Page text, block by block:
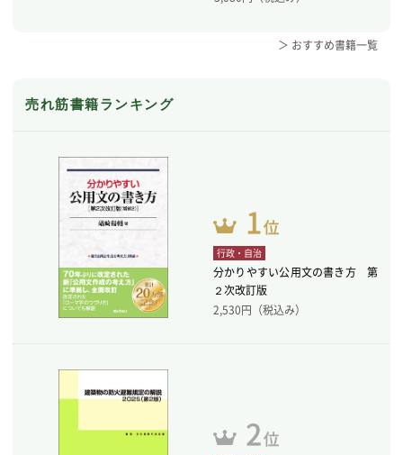
＞ おすすめ書籍一覧
売れ筋書籍ランキング
行政・自治
分かりやすい公用文の書き方 第
２次改訂版
2,530円（税込み）